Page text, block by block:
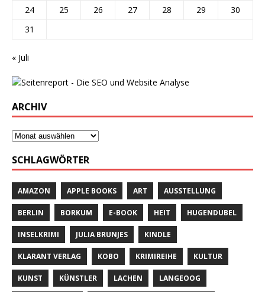
24
25 26 27 28 29
30
31
« Juli
ARCHIV
SCHLAGWÖRTER
AMAZON APPLE BOOKS ART AUSSTELLUNG
BERLIN BORKUM E-BOOK HEIT HUGENDUBEL
INSELKRIMI JULIA BRUNJES KINDLE
KLARANT VERLAG KOBO KRIMIREIHE KULTUR
KUNST KÜNSTLER LACHEN LANGEOOG